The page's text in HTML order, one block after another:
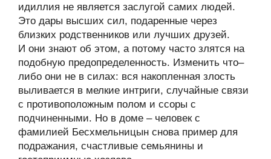
идиллия не является заслугой самих людей.
Это дары высших сил, подаренные через
близких родственников или лучших друзей.
И они знают об этом, а потому часто злятся на
подобную предопределенность. Изменить что–
либо они не в силах: вся накопленная злость
выливается в мелкие интриги, случайные связи
с противоположным полом и ссоры с
подчиненными. Но в доме – человек с
фамилией Бесхмельницын снова пример для
подражания, счастливые семьянины и